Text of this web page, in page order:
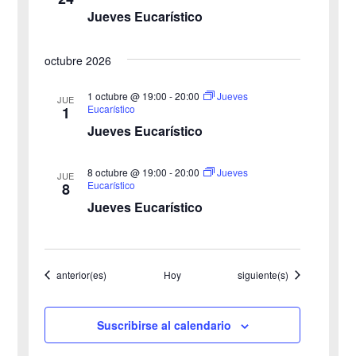
e
v
e
Jueves Eucarístico
octubre 2026
JUE
1
Jueves Eucarístico
1 octubre @ 19:00 -20:00
Jueves
Eucarístico
JUE
8
Jueves Eucarístico
8 octubre @ 19:00 -20:00
Jueves
Eucarístico
Eventos
anterior(es) Hoy Eventos
siguiente(s)
Suscribirse al calendario